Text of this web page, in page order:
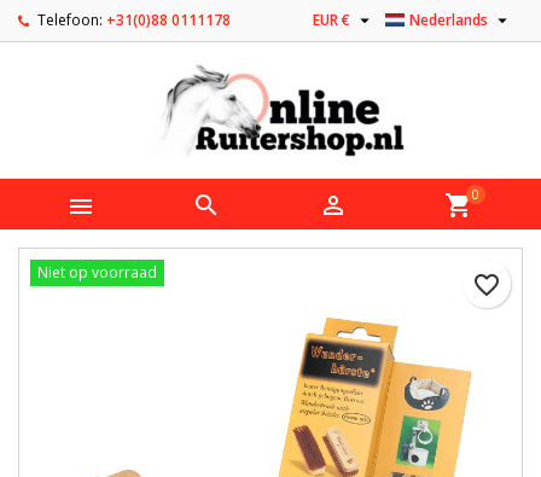
Telefoon: +31(0)88 0111178 Nederlands 
EUR € 
   shopping_cart0
favorite_border
Niet op voorraad